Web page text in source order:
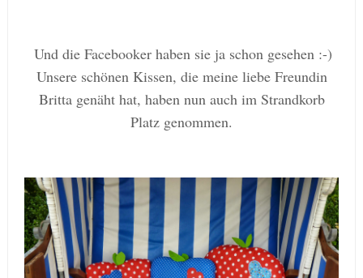
Und die Facebooker haben sie ja schon gesehen :-)
Unsere schönen Kissen, die meine liebe Freundin
Britta genäht hat, haben nun auch im Strandkorb
Platz genommen.